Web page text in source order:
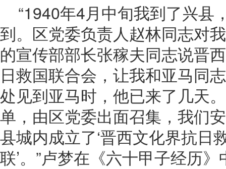
“1940年4月中旬我到了兴县
到。区党委负责人赵林同志对
的宣传部部长张稼夫同志说晋
日救国联合会，让我和亚马同
处见到亚马时，他已来了几天
单，由区党委出面召集，我们
县城内成立了‘晋西文化界抗日
联’。”卢梦在《六十甲子经历